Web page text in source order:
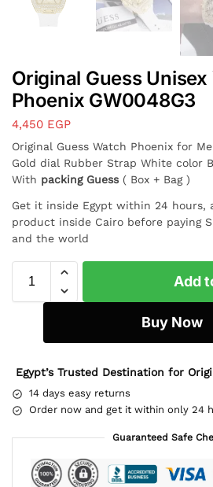
Original Guess Unisex
Phoenix GW0048G3
4,450 EGP
Original Guess Watch Phoenix for
Gold dial Rubber Strap White color
With packing Guess ( Box + Bag )
Get it inside Egypt within 24 hours,
product inside Cairo before paying
and the world
Add
Buy Now
Egypt’s Trusted Destination for
14 days easy returns
Order now and get it within only 24
Guaranteed Safe